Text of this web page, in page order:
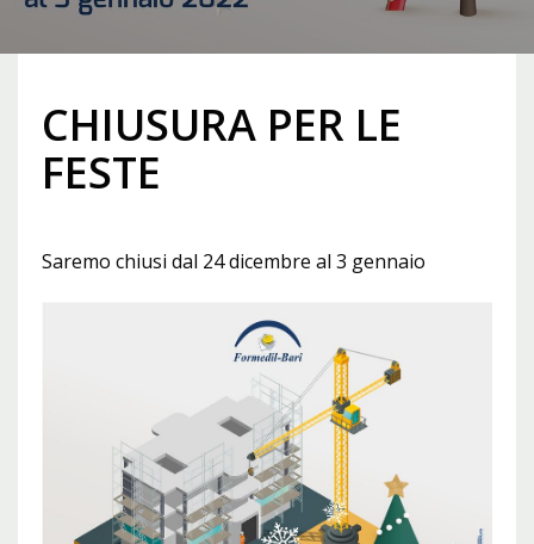
CHIUSURA PER LE
FESTE
Saremo chiusi dal 24 dicembre al 3 gennaio